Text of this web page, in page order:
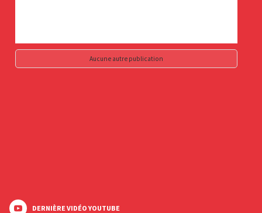
Aucune autre publication
DERNIÈRE VIDÉO YOUTUBE